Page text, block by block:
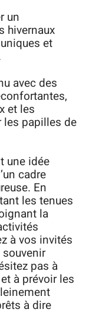
un
hivernaux
et
avec des
et les
les papilles de
une idée
cadre
En
les tenues
la
à vos invités
pas à
à prévoir les
à dire